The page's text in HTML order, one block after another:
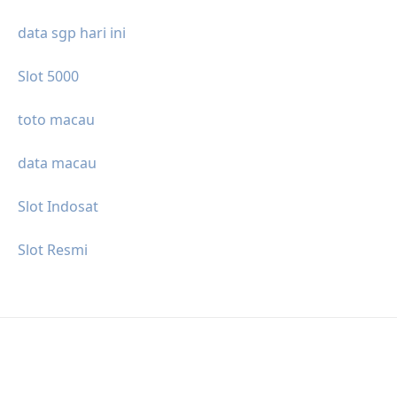
data sgp hari ini
Slot 5000
toto macau
data macau
Slot Indosat
Slot Resmi